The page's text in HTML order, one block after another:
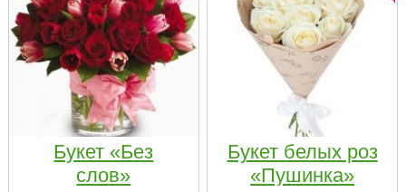
Букет «Без
слов»
Букет белых роз
«Пушинка»